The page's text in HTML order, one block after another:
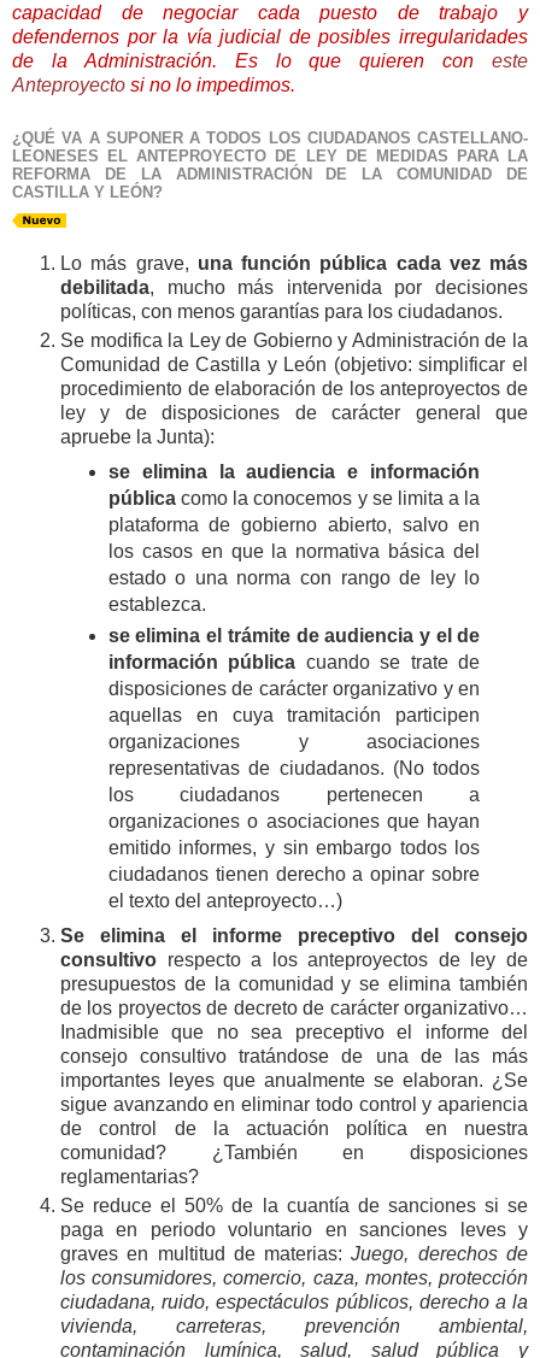
capacidad de negociar cada puesto de trabajo y
defendernos por la vía judicial de posibles irregularidades
de la Administración. Es lo que quieren con este
Anteproyecto si no lo impedimos.
¿QUÉ VA A SUPONER A TODOS LOS CIUDADANOS CASTELLANO-
LEONESES EL ANTEPROYECTO DE LEY DE MEDIDAS PARA LA
REFORMA DE LA ADMINISTRACIÓN DE LA COMUNIDAD DE
CASTILLA Y LEÓN?
Lo más grave, una función pública cada vez más
debilitada, mucho más intervenida por decisiones
políticas, con menos garantías para los ciudadanos.
Se modifica la Ley de Gobierno y Administración de la
Comunidad de Castilla y León (objetivo: simplificar el
procedimiento de elaboración de los anteproyectos de
ley y de disposiciones de carácter general que
apruebe la Junta):
se elimina la audiencia e información
públicacomo la conocemos y se limita a la
plataforma de gobierno abierto, salvo en
los casos en que la normativa básica del
estado o una norma con rango de ley lo
establezca.
se elimina el trámite de audiencia y el de
información pública cuando se trate de
disposiciones de carácter organizativo y en
aquellas en cuya tramitación participen
organizaciones y asociaciones
representativas de ciudadanos. (No todos
los ciudadanos pertenecen a
organizaciones o asociaciones que hayan
emitido informes, y sin embargo todos los
ciudadanos tienen derecho a opinar sobre
el texto del anteproyecto…)
Se elimina el informe preceptivo del consejo
consultivo respecto a los anteproyectos de ley de
presupuestos de la comunidad y se elimina también
de los proyectos de decreto de carácter organizativo…
Inadmisible que no sea preceptivo el informe del
consejo consultivo tratándose de una de las más
importantes leyes que anualmente se elaboran. ¿Se
sigue avanzando en eliminar todo control y apariencia
de control de la actuación política en nuestra
comunidad? ¿También en disposiciones
reglamentarias?
Se reduce el 50% de la cuantía de sanciones si se
paga en periodo voluntario en sanciones leves y
graves en multitud de materias:Juego, derechos de
los consumidores, comercio, caza, montes, protección
ciudadana, ruido, espectáculos públicos, derecho a la
vivienda, carreteras, prevención ambiental,
contaminación lumínica, salud, salud pública y